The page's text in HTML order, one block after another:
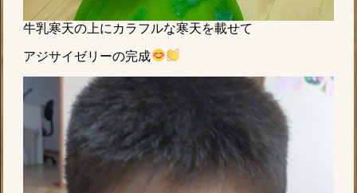
牛乳寒天の上にカラフルな寒天を載せて
アジサイゼリーの完成